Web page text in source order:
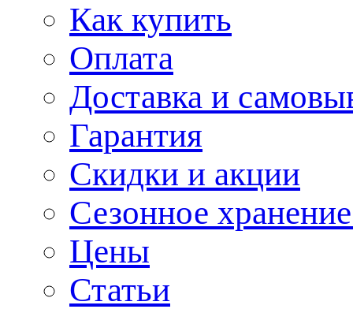
Как купить
Оплата
Доставка и
Гарантия
Скидки и акции
Сезонное
Цены
Статьи